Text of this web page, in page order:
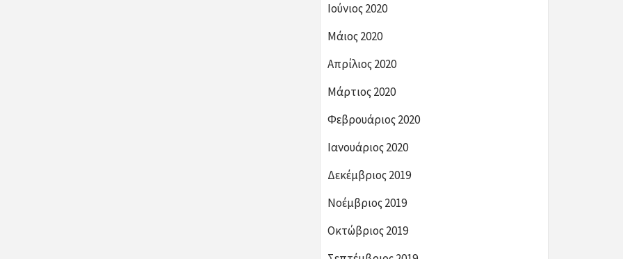
Ιούνιος 2020
Μάιος 2020
Απρίλιος 2020
Μάρτιος 2020
Φεβρουάριος 2020
Ιανουάριος 2020
Δεκέμβριος 2019
Νοέμβριος 2019
Οκτώβριος 2019